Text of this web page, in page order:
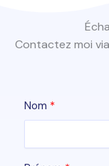
Contactez moi
Nom